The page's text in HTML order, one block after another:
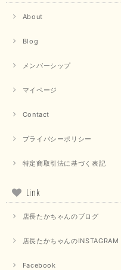
About
Blog
メンバーシップ
マイページ
Contact
プライバシーポリシー
特定商取引法に基づく表記
Link
店長たかちゃんのブログ
店長たかちゃんのINSTAGRAM
Facebook